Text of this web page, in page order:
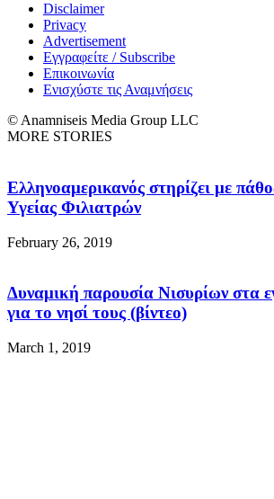
Disclaimer
Privacy
Advertisement
Εγγραφείτε / Subscribe
Επικοινωνία
Ενισχύστε τις Αναμνήσεις
© Anamniseis Media Group LLC
MORE STORIES
Ελληνοαμερικανός στηρίζει με
Υγείας Φιλιατρών
February 26, 2019
Δυναμική παρουσία Νισυρίων στα
για το νησί τους (βίντεο)
March 1, 2019